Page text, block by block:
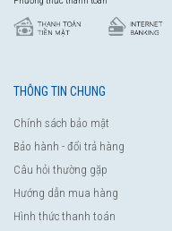
THÔNG TIN CHUNG
Chính sách bảo mật
Bảo hành - đổi trả hàng
Câu hỏi thường gặp
Hướng dẫn mua hàng
Hình thức thanh toán